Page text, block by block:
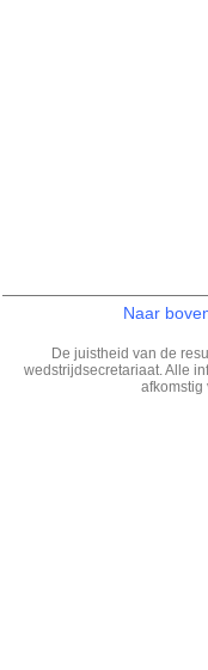
Naar
De juistheid van de
wedstrijdsecretariaat. Alle
afkomstig